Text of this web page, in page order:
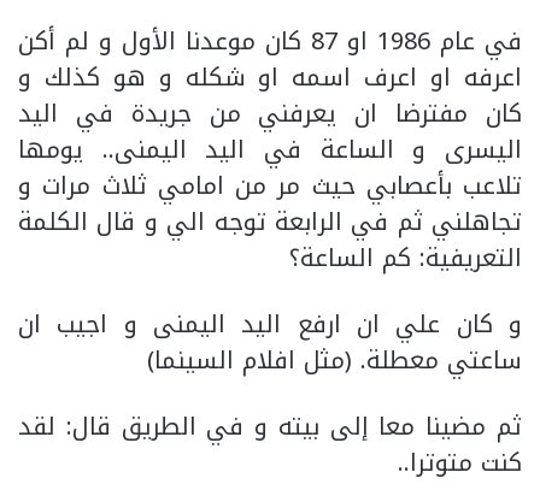
في عام 1986 او 87 كان موعدنا الأول و لم أكن
اعرفه او اعرف اسمه او شكله و هو كذلك و
كان مفترضا ان يعرفني من جريدة في اليد
اليسرى و الساعة في اليد اليمنى.. يومها
تلاعب بأعصابي حيث مر من امامي ثلاث مرات و
تجاهلني ثم في الرابعة توجه الي و قال الكلمة
التعريفية: كم الساعة؟
و كان علي ان ارفع اليد اليمنى و اجيب ان
ساعتي معطلة. (مثل افلام السينما)
ثم مضينا معا إلى بيته و في الطريق قال: لقد
كنت متوترا..